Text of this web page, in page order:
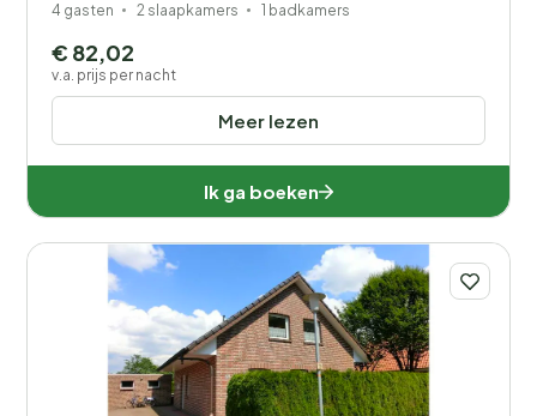
4 gasten 2 slaapkamers 1 badkamers
Meer lezen
€ 82,02
v.a. prijs per nacht
Ik ga boeken